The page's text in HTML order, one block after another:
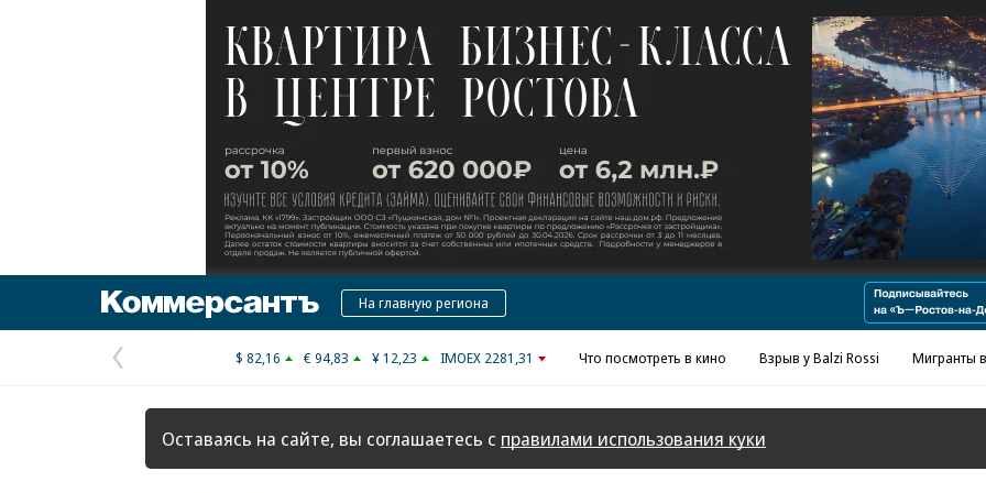
Реклама в «Ъ» www.kommersant.ru/ad
КоммерсантъНа главную региона
Предыдущая
страница
$ 82,16 € 94,83 ¥ 12,23 IMOEX 2281,31 Что посмотреть в кино Взрыв у Balzi Rossi Мигранты
Оставаясь на сайте, вы соглашаетесь с правилами использования куки